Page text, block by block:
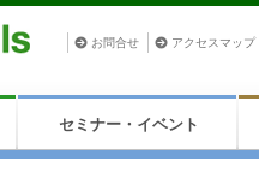
お問合せ アクセスマップ
セミナー・イベント